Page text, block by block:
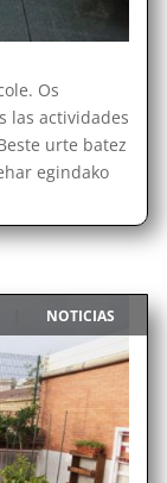
Os
las actividades
urte batez
egindako
NOTICIAS